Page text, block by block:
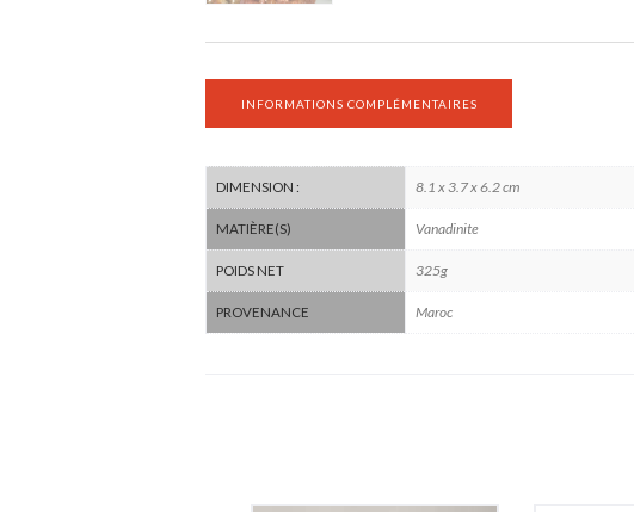
INFORMATIONS COMPLÉMENTAIRES
DIMENSION : 8.1 x 3.7 x 6.2 cm
MATIÈRE(S) Vanadinite
POIDS NET 325g
PROVENANCE Maroc